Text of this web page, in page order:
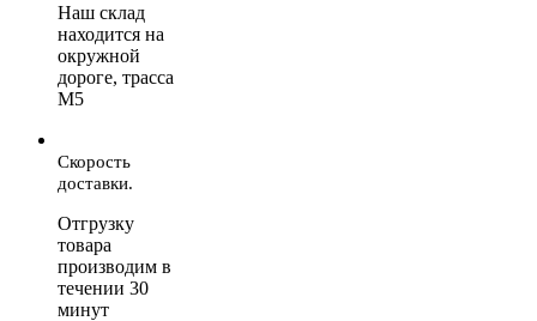
Наш склад
находится на
окружной
дороге, трасса
М5
Скорость
доставки.
Отгрузку
товара
производим в
течении 30
минут